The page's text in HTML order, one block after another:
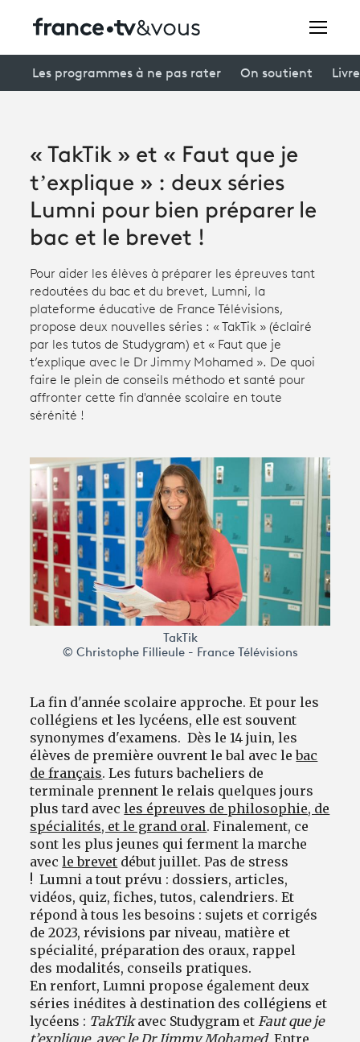
Avantages fidélité
Creators
À la une
Participer et assister à une émission
À votre écoute
Productions et innovation
Programme tv
Les programmes à ne pas rater On soutient
« TakTik » et « Faut que je
t’explique » : deux séries
Lumni pour bien préparer le
bac et le brevet !
Pour aider les élèves à préparer les épreuves tant
redoutées du bac et du brevet, Lumni, la
plateforme éducative de France Télévisions,
propose deux nouvelles séries : « TakTik » (éclairé
par les tutos de Studygram) et « Faut que je
t’explique avec le Dr Jimmy Mohamed ». De quoi
faire le plein de conseils méthodo et santé pour
affronter cette fin d'année scolaire en toute
sérénité !
TakTik
© Christophe Fillieule - France Télévisions
La fin d'année scolaire approche. Et pour les
collégiens et les lycéens, elle est souvent
synonymes d'examens. Dès le 14 juin, les
élèves de première ouvrent le bal avec lebac
de français. Les futurs bacheliers de
terminale prennent le relais quelques jours
plus tard avecles épreuves de philosophie, de
spécialités, et le grand oral. Finalement, ce
sont les plus jeunes qui ferment la marche
avecle brevet début juillet. Pas de stress
! Lumni a tout prévu : dossiers, articles,
vidéos, quiz, fiches, tutos, calendriers. Et
répond à tous les besoins : sujets et corrigés
de 2023, révisions par niveau, matière et
spécialité, préparation des oraux, rappel
des modalités, conseils pratiques.
En renfort, Lumni propose également deux
séries inédites à destination des collégiens et
lycéens : TakTikavec Studygram etFaut que je